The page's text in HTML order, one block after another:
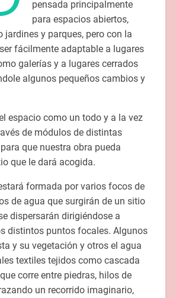
pensada principalmente
para espacios abiertos,
jardines y parques, pero con la
fácilmente adaptable a lugares
galerías y a lugares cerrados
algunos pequeños cambios y
espacio como un todo y a la vez
de módulos de distintas
que nuestra obra pueda
que le dará acogida.
formada por varios focos de
de agua que surgirán de un sitio
dispersarán dirigiéndose a
distintos puntos focales. Algunos
y su vegetación y otros el agua
textiles tejidos como cascada
corre entre piedras, hilos de
un recorrido imaginario,